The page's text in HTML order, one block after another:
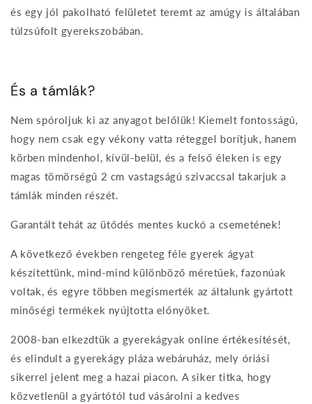
és egy jól pakolható felületet teremt az amúgy is általában
túlzsúfolt gyerekszobában.
És a támlák?
Nem spóroljuk ki az anyagot belőlük! Kiemelt fontosságú,
hogy nem csak egy vékony vatta réteggel borítjuk, hanem
körben mindenhol, kívül-belül, és a felső éleken is egy
magas tömörségű 2 cm vastagságú szivaccsal takarjuk a
támlák minden részét.
Garantált tehát az ütődés mentes kuckó a csemetének!
A következő években rengeteg féle gyerek ágyat
készítettünk, mind-mind különböző méretűek, fazonúak
voltak, és egyre többen megismerték az általunk gyártott
minőségi termékek nyújtotta előnyöket.
2008-ban elkezdtük a gyerekágyak online értékesítését,
és elindult a gyerekágy pláza webáruház, mely óriási
sikerrel jelent meg a hazai piacon. A siker titka, hogy
közvetlenül a gyártótól tud vásárolni a kedves